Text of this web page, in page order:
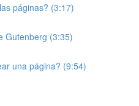
páginas? (3:17)
Gutenberg (3:35)
una página? (9:54)